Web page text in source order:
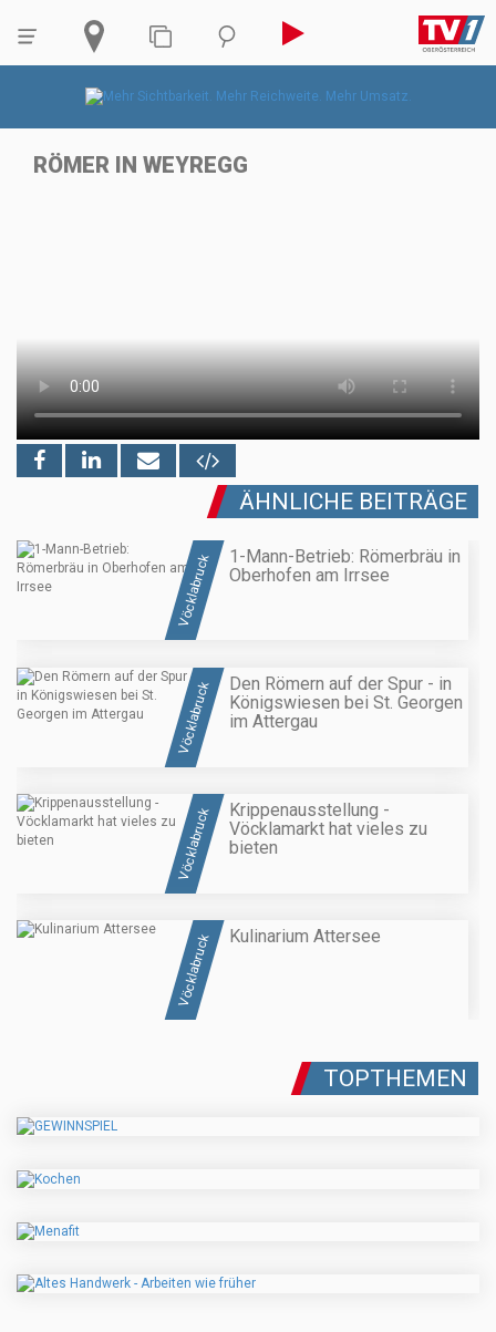
RÖMER IN WEYREGG
ÄHNLICHE BEITRÄGE
Vöcklabruck
1-Mann-Betrieb: Römerbräu in
Oberhofen am Irrsee
Vöcklabruck
Den Römern auf der Spur - in
Königswiesen bei St. Georgen
im Attergau
Vöcklabruck
Krippenausstellung -
Vöcklamarkt hat vieles zu
bieten
Vöcklabruck Kulinarium Attersee
TOPTHEMEN